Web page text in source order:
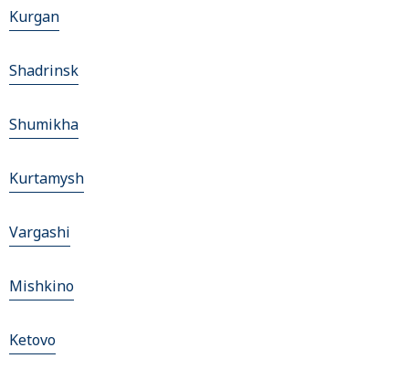
Kurgan
Shadrinsk
Shumikha
Kurtamysh
Vargashi
Mishkino
Ketovo